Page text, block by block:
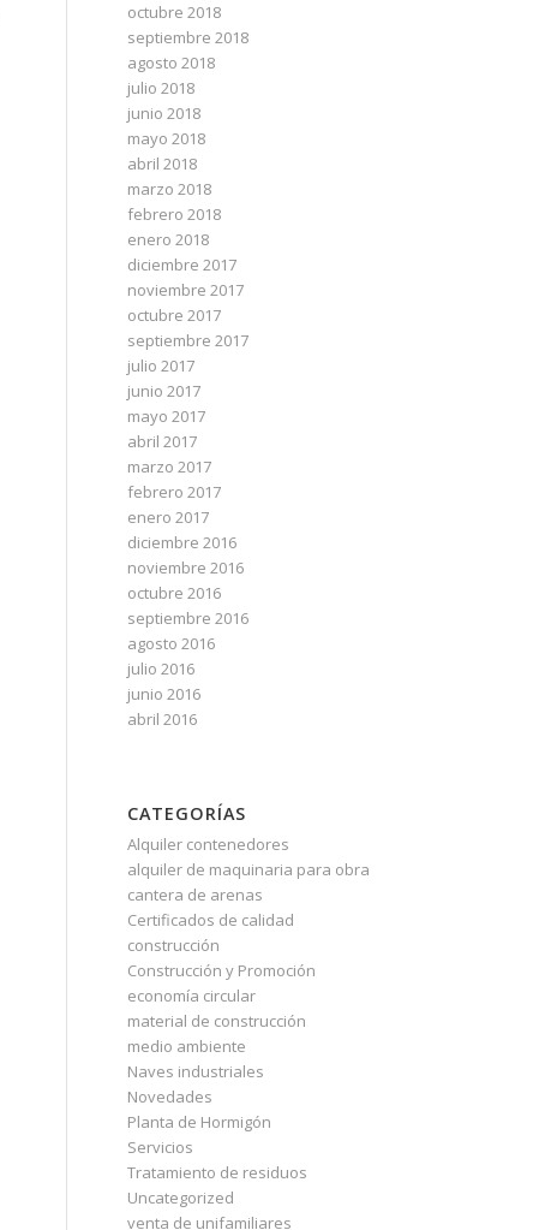
octubre 2018
septiembre 2018
agosto 2018
julio 2018
junio 2018
mayo 2018
abril 2018
marzo 2018
febrero 2018
enero 2018
diciembre 2017
noviembre 2017
octubre 2017
septiembre 2017
julio 2017
junio 2017
mayo 2017
abril 2017
marzo 2017
febrero 2017
enero 2017
diciembre 2016
noviembre 2016
octubre 2016
septiembre 2016
agosto 2016
julio 2016
junio 2016
abril 2016
CATEGORÍAS
Alquiler contenedores
alquiler de maquinaria para obra
cantera de arenas
Certificados de calidad
construcción
Construcción y Promoción
economía circular
material de construcción
medio ambiente
Naves industriales
Novedades
Planta de Hormigón
Servicios
Tratamiento de residuos
Uncategorized
venta de unifamiliares